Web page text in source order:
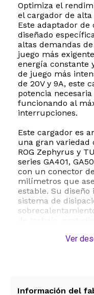
Optimiza el
el cargador de alta
Este adaptador
diseñado
altas demandas
juego más
energía constante
de juego más
de 20V y 9A, este
potencia
funcionando al
interrupciones.
Este cargador es
una gran variedad
ROG Zephyrus y
series GA401,
con un conector
milímetros que
estable. Su
sistema de
integrado que
Ver
Información del